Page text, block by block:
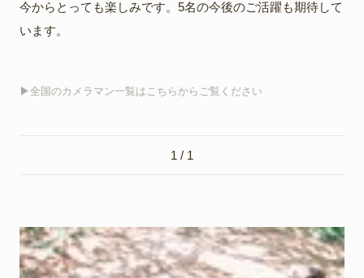
今からとっても楽しみです。5名の今後のご活躍も期待して
います。
▶︎全国のカメラマン一覧はこちらからご覧ください
1 / 1